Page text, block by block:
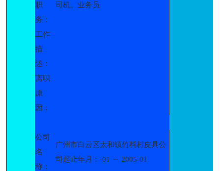
职
务：
司机、业务员
工作
描
述：
离职
原
因：
公司
名
称：
广州市白云区太和镇竹料村皮具公
司起止年月：-01 ～ 2005-01